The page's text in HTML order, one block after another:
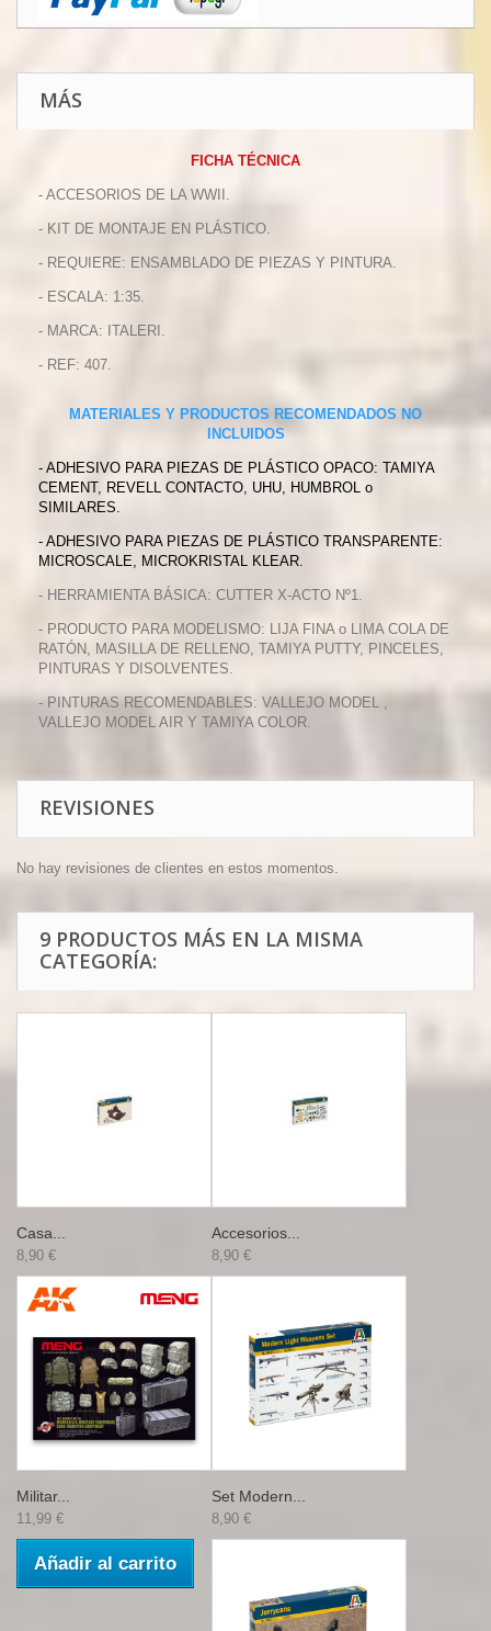
MÁS
FICHA TÉCNICA
- ACCESORIOS DE LA WWII.
- KIT DE MONTAJE EN PLÁSTICO.
- REQUIERE: ENSAMBLADO DE PIEZAS Y PINTURA.
- ESCALA: 1:35.
- MARCA: ITALERI.
- REF: 407.
MATERIALES Y PRODUCTOS RECOMENDADOS NO
INCLUIDOS
- ADHESIVO PARA PIEZAS DE PLÁSTICO OPACO: TAMIYA
CEMENT, REVELL CONTACTO, UHU, HUMBROL o
SIMILARES.
- ADHESIVO PARA PIEZAS DE PLÁSTICO TRANSPARENTE:
MICROSCALE, MICROKRISTAL KLEAR.
- HERRAMIENTA BÁSICA: CUTTER X-ACTO Nº1.
- PRODUCTO PARA MODELISMO: LIJA FINA o LIMA COLA DE
RATÓN, MASILLA DE RELLENO, TAMIYA PUTTY, PINCELES,
PINTURAS Y DISOLVENTES.
- PINTURAS RECOMENDABLES: VALLEJO MODEL ,
VALLEJO MODEL AIR Y TAMIYA COLOR.
REVISIONES
No hay revisiones de clientes en estos momentos.
9 PRODUCTOS MÁS EN LA MISMA
CATEGORÍA:
Casa...
8,90 €
Accesorios...
8,90 €
Militar...
11,99 €
Añadir al carrito
Set Modern...
8,90 €